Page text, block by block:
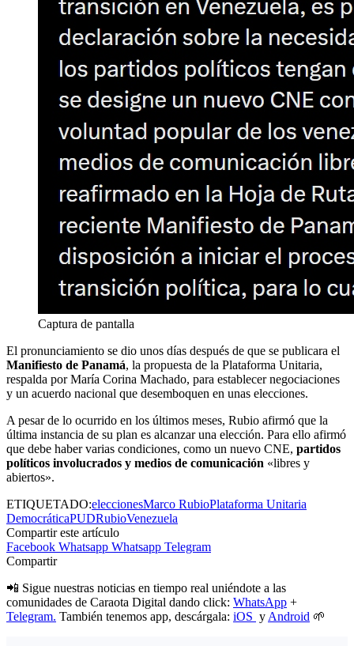
Captura de pantalla
El pronunciamiento se dio unos días después de que se publicara el
Manifiesto de Panamá, la propuesta de la Plataforma Unitaria,
respalda por María Corina Machado, para establecer negociaciones
y un acuerdo nacional que desemboquen en unas elecciones.
A pesar de lo ocurrido en los últimos meses, Rubio afirmó que la
última instancia de su plan es alcanzar una elección. Para ello afirmó
que debe haber varias condiciones, como un nuevo CNE, partidos
políticos involucrados y medios de comunicación «libres y
abiertos».
ETIQUETADO:eleccionesMarco RubioPlataforma Unitaria
DemocráticaPUDRubioVenezuela
Compartir este artículo
Facebook Whatsapp Whatsapp Telegram
Compartir
📲 Sigue nuestras noticias en tiempo real uniéndote a las
comunidades de Caraota Digital dando click: WhatsApp +
Telegram. También tenemos app, descárgala: iOS y Android 🌱